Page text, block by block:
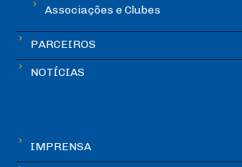
Associações e Clubes
PARCEIROS
NOTÍCIAS
IMPRENSA